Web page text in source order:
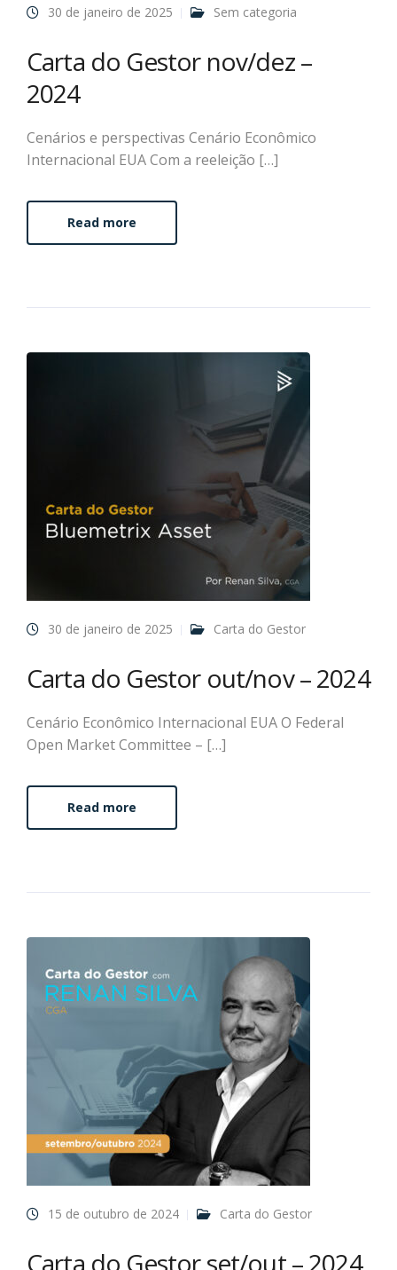
30 de janeiro de 2025 Sem categoria
Carta do Gestor nov/dez –
2024
Cenários e perspectivas Cenário Econômico
Internacional EUA Com a reeleição […]
Read more
30 de janeiro de 2025 Carta do Gestor
Carta do Gestor out/nov – 2024
Cenário Econômico Internacional EUA O Federal
Open Market Committee – […]
Read more
15 de outubro de 2024 Carta do Gestor
Carta do Gestor set/out – 2024